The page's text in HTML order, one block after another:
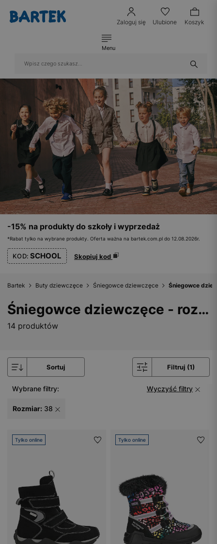
Zaloguj się Ulubione Koszyk
Menu
-15% na produkty do szkoły i wyprzedaż
*Rabat tylko na wybrane produkty. Oferta ważna na bartek.com.pl do 12.08.2026r.
KOD: SCHOOL Skopiuj kod
Bartek Buty dziewczęce Śniegowce dziewczęce Śniegowce
Śniegowce dziewczęce - rozmiar 38
14 produktów
Sortuj Filtruj (1)
Wybrane filtry: Wyczyść filtry
Rozmiar: 38
Tylko online Tylko online